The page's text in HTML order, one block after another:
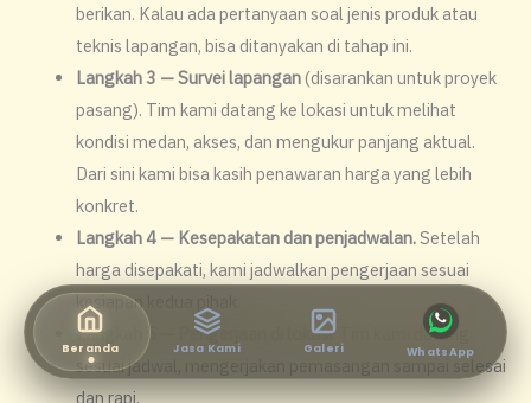
berikan. Kalau ada pertanyaan soal jenis produk atau
teknis lapangan, bisa ditanyakan di tahap ini.
Langkah 3 — Survei lapangan(disarankan untuk proyek
pasang). Tim kami datang ke lokasi untuk melihat
kondisi medan, akses, dan mengukur panjang aktual.
Dari sini kami bisa kasih penawaran harga yang lebih
konkret.
Langkah 4 — Kesepakatan dan penjadwalan.Setelah
harga disepakati, kami jadwalkan pengerjaan sesuai
kesiapan kedua pihak.
Langkah 5 — Pengerjaan di lokasi.Tim kami datang
sesuai jadwal, mengerjakan pemasangan sampai selesai
dan rapi.
Beranda Jasa Kami Galeri WhatsApp